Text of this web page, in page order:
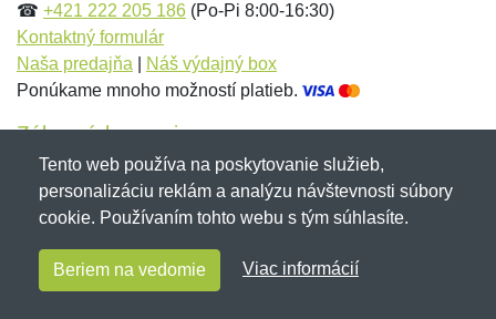
E-mail:
Správa*
Správa*
☎ +421 222 205 186 (Po-Pi 8:00-16:30)
Kontaktný formulár
Naša predajňa
Náš výdajný box
Ponúkame mnoho možností platieb.
Zákaznícky servis
Novinky emailom
Copyright © 2007-2026 (19 rokov s vami)Netnakup.sk
NetIQ. Všetky práva vyhradené.
Tento web používa na poskytovanie služieb,
personalizáciu reklám a analýzu návštevnosti súbory
cookie. Používaním tohto webu s tým súhlasíte.
Beriem na vedomie Viac informácií